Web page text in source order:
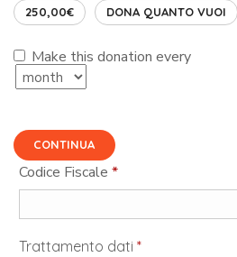
250,00€ DONA QUANTO VUOI
Make this donation every
CONTINUA
Codice Fiscale*
Trattamento dati*